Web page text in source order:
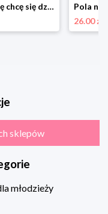
Naprawdę chcę się dzielić Dwukropek
26.00 zł
sklepów
młodzieży